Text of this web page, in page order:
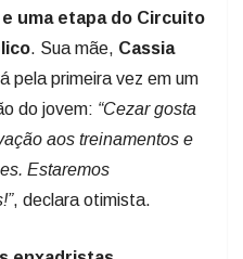
. Sua mãe,Cassia
pela primeira vez em um
do jovem:“Cezar gosta
aos treinamentos e
Estaremos
, declara otimista.